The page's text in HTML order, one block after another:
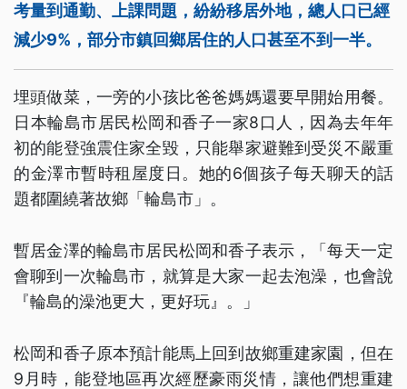
考量到通勤、上課問題，紛紛移居外地，總人口已經
減少9%，部分市鎮回鄉居住的人口甚至不到一半。
埋頭做菜，一旁的小孩比爸爸媽媽還要早開始用餐。
日本輪島市居民松岡和香子一家8口人，因為去年年
初的能登強震住家全毀，只能舉家避難到受災不嚴重
的金澤市暫時租屋度日。她的6個孩子每天聊天的話
題都圍繞著故鄉「輪島市」。
暫居金澤的輪島市居民松岡和香子表示，「每天一定
會聊到一次輪島市，就算是大家一起去泡澡，也會說
『輪島的澡池更大，更好玩』。」
松岡和香子原本預計能馬上回到故鄉重建家園，但在
9月時，能登地區再次經歷豪雨災情，讓他們想重建